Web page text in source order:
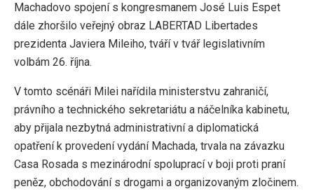
Machadovo spojení s kongresmanem José Luis Espet
dále zhoršilo veřejný obraz LABERTAD Libertades
prezidenta Javiera Mileiho, tváří v tvář legislativním
volbám 26. října.
V tomto scénáři Milei nařídila ministerstvu zahraničí,
právního a technického sekretariátu a náčelníka kabinetu,
aby přijala nezbytná administrativní a diplomatická
opatření k provedení vydání Machada, trvala na závazku
Casa Rosada s mezinárodní spoluprací v boji proti praní
peněz, obchodování s drogami a organizovaným zločinem.